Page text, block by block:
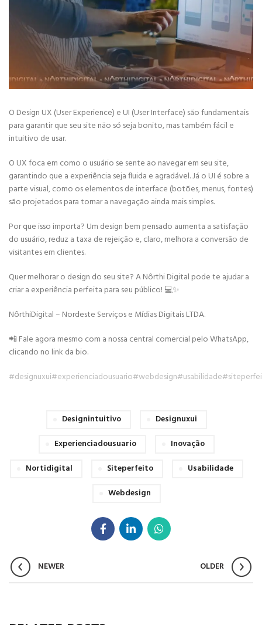
O Design UX (User Experience) e UI (User Interface) são fundamentais
para garantir que seu site não só seja bonito, mas também fácil e
intuitivo de usar.
O UX foca em como o usuário se sente ao navegar em seu site,
garantindo que a experiência seja fluida e agradável. Já o UI é sobre a
parte visual, como os elementos de interface (botões, menus, fontes)
são projetados para tornar a navegação ainda mais simples.
Por que isso importa? Um design bem pensado aumenta a satisfação
do usuário, reduz a taxa de rejeição e, claro, melhora a conversão de
visitantes em clientes.
Quer melhorar o design do seu site? A Nôrthi Digital pode te ajudar a
criar a experiência perfeita para seu público! 💻✨
NôrthiDigital – Nordeste Serviços e Mídias Digitais LTDA.
📲 Fale agora mesmo com a nossa central comercial pelo WhatsApp,
clicando no link da bio.
#designuxui#experienciadousuario#webdesign#usabilidade
Designintuitivo
Designuxui
Experienciadousuario
Inovação
Nortidigital
Siteperfeito
Usabilidade
Webdesign
NEWER OLDER